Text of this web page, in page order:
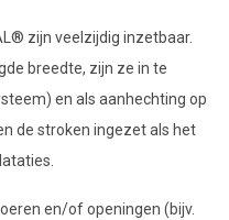
zijn veelzijdig inzetbaar.
breedte, zijn ze in te
en als aanhechting op
de stroken ingezet als het
en/of openingen (bijv.